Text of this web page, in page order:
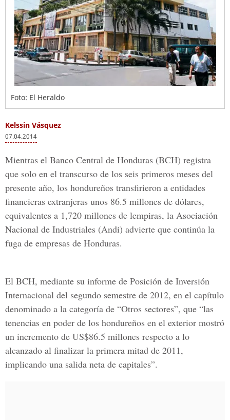
Foto: El Heraldo
Kelssin Vásquez
07.04.2014
Mientras el Banco Central de Honduras (BCH) registra
que solo en el transcurso de los seis primeros meses del
presente año, los hondureños transfirieron a entidades
financieras extranjeras unos 86.5 millones de dólares,
equivalentes a 1,720 millones de lempiras, la Asociación
Nacional de Industriales (Andi) advierte que continúa la
fuga de empresas de Honduras.
El BCH, mediante su informe de Posición de Inversión
Internacional del segundo semestre de 2012, en el capítulo
denominado a la categoría de “Otros sectores”, que “las
tenencias en poder de los hondureños en el exterior mostró
un incremento de US$86.5 millones respecto a lo
alcanzado al finalizar la primera mitad de 2011,
implicando una salida neta de capitales”.